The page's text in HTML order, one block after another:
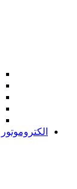
الکتروموتور